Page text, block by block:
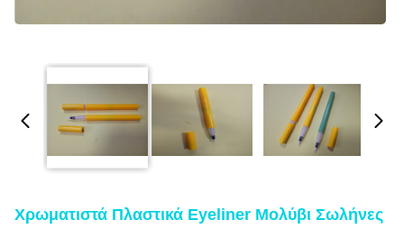
Χρωματιστά Πλαστικά Eyeliner Μολύβι Σωλήνες